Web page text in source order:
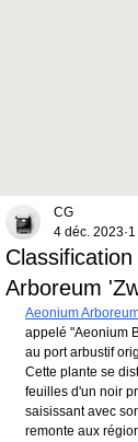
Arboreum
CG
4 déc. 2023
Aeonium
appelé "Aeonium
au port arbustif
Cette plante se
feuilles d'un noir
saisissant avec
remonte aux